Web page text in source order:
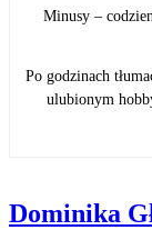
Minusy –
Po godzinach
ulubionym
Dominika